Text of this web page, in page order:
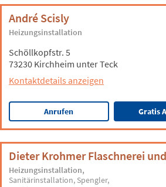
André Scisly
Heizungsinstallation
Schöllkopfstr. 5
73230 Kirchheim unter Teck
Kontaktdetails anzeigen
Anrufen Gratis
Dieter Krohmer Flaschnerei
Heizungsinstallation
Sanitärinstallation Spengler